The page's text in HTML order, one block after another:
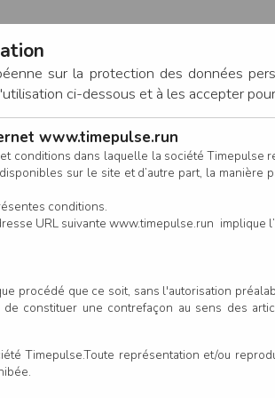
CONNEXION
RÉSULTATS
votre
sur la protection des données
ci-dessous et à les accepter
www.timepulse.run
conditions dans laquelle la société Timepulse
sur le site et d’autre part, la manière
conditions.
URL suivante www.timepulse.run
procédé que ce soit, sans l'autorisation
constituer une contrefaçon au sens des
Timepulse.Toute représentation et/ou